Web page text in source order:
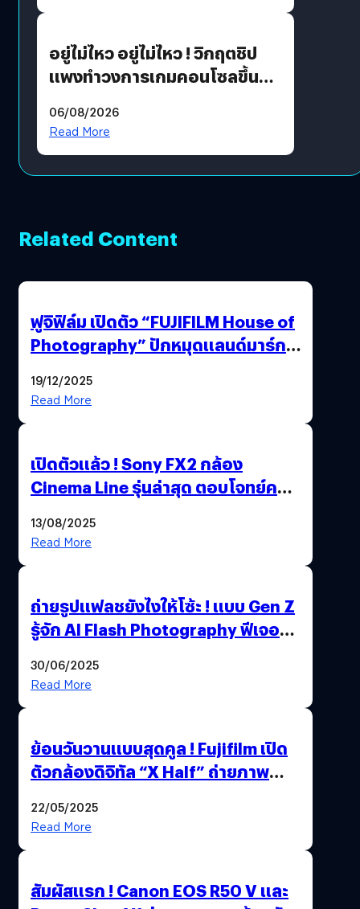
อยู่ไม่ไหว อยู่ไม่ไหว ! วิกฤตชิป
แพงทำวงการเกมคอนโซลขึ้น
?
06/08/2026
Read More
Related Content
ฟูจิฟิล์ม เปิดตัว “FUJIFILM House of
Photography” ปักหมุดแลนด์มาร์ก
19/12/2025
Read More
เปิดตัวแล้ว ! Sony FX2 กล้อง
Cinema Line รุ่นล่าสุด ตอบโจทย์ครี
13/08/2025
Read More
ถ่ายรูปแฟลชยังไงให้โซ้ะ ! แบบ Gen Z
รู้จัก AI Flash Photography ฟีเจอร์
30/06/2025
Read More
ย้อนวันวานแบบสุดคูล ! Fujifilm เปิด
ตัวกล้องดิจิทัล “X Half” ถ่ายภาพ
22/05/2025
Read More
สัมผัสแรก ! Canon EOS R50 V และ